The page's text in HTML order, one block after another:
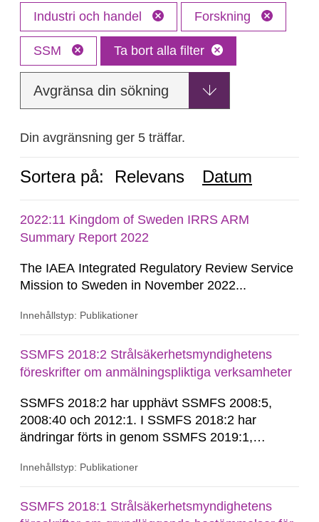
Industri och handel Forskning
SSM Ta bort alla filter
Avgränsa din sökning
Din avgränsning ger 5 träffar.
Sortera på: Relevans Datum
2022:11 Kingdom of Sweden IRRS ARM
Summary Report 2022
The IAEA Integrated Regulatory Review Service
Mission to Sweden in November 2022...
Innehållstyp: Publikationer
SSMFS 2018:2 Strålsäkerhetsmyndighetens
föreskrifter om anmälningspliktiga verksamheter
SSMFS 2018:2 har upphävt SSMFS 2008:5,
2008:40 och 2012:1. I SSMFS 2018:2 har
ändringar förts in genom SSMFS 2019:1,
Innehållstyp: Publikationer
SSMFS 2018:1 Strålsäkerhetsmyndighetens